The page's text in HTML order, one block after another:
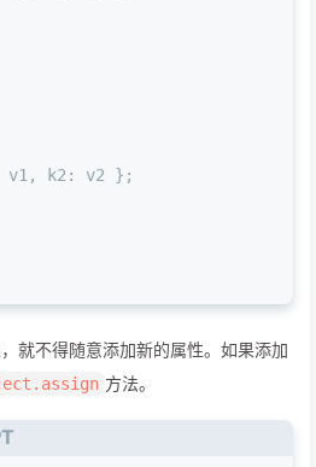
v1, k2 : v2 };
就不得随意添加新的属性。如果添加
方法。